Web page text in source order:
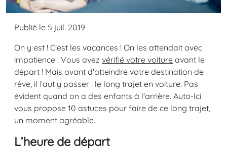
Publié le 5 juil. 2019
On y est ! C'est les vacances ! On les attendait avec
impatience ! Vous avez vérifié votre voiture avant le
départ ! Mais avant d'atteindre votre destination de
rêve, il faut y passer : le long trajet en voiture. Pas
évident quand on a des enfants à l'arrière. Auto-Ici
vous propose 10 astuces pour faire de ce long trajet,
un moment agréable.
L’heure de départ